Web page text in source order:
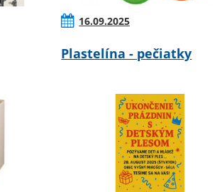
16.09.2025
Plastelína - pečiatky